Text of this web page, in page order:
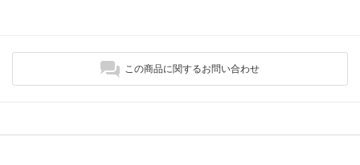
この商品に関するお問い合わせ